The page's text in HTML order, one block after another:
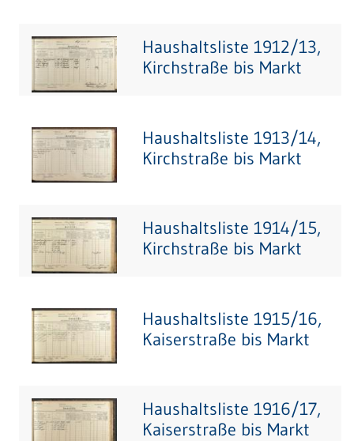
Haushaltsliste 1912/13,
Kirchstraße bis Markt
Haushaltsliste 1913/14,
Kirchstraße bis Markt
Haushaltsliste 1914/15,
Kirchstraße bis Markt
Haushaltsliste 1915/16,
Kaiserstraße bis Markt
Haushaltsliste 1916/17,
Kaiserstraße bis Markt